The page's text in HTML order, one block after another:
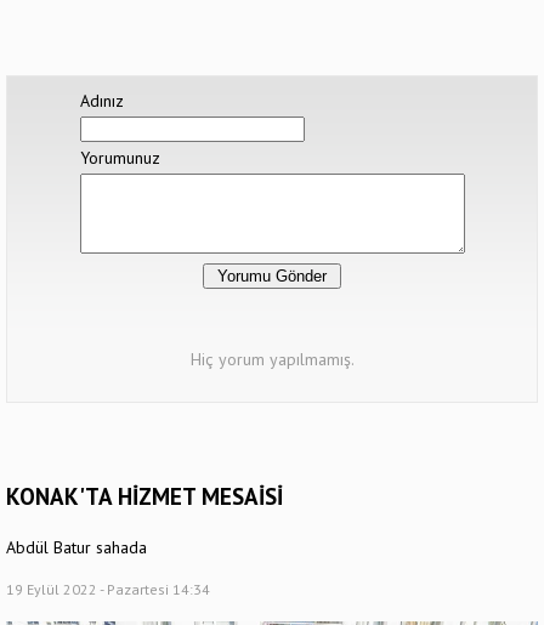
Adınız
Yorumunuz
Hiç yorum yapılmamış.
KONAK'TA HİZMET MESAİSİ
Abdül Batur sahada
19 Eylül 2022 - Pazartesi 14:34